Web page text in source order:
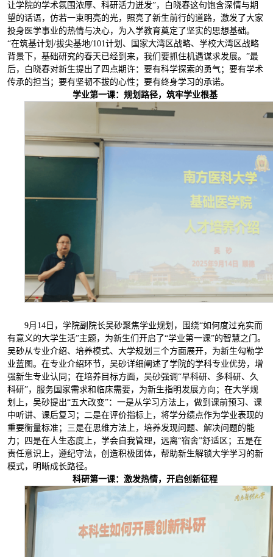
让学院的学术氛围浓厚、科研活力迸发”，白晓春这句饱含深情与期
望的话语，仿若一束明亮的光，照亮了新生前行的道路，激发了大家
投身医学事业的热情与决心，为入学教育奠定了坚实的思想基础。
“在筑基计划/拔尖基地/101计划、国家大湾区战略、学校大湾区战略
背景下，基础研究的春天已经到来，我们要抓住机遇谋求发展。”最
后，白晓春对新生提出了四点期许：要有科学探索的勇气；要有学术
传承的担当；要有坚韧不拔的心性；要有终身学习的承诺。
学业第一课：规划路径，筑牢学业根基
9月14日，学院副院长吴砂聚焦学业规划，围绕“如何度过充实而
有意义的大学生活”主题，为新生们开启了“学业第一课”的智慧之门。
吴砂从专业介绍、培养模式、大学规划三个方面展开，为新生勾勒学
业蓝图。在专业介绍环节，吴砂详细阐述了学院的学科专业优势，增
强新生专业认同；在培养目标方面，吴砂强调“早科研、多科研、久
科研”，服务国家需求和临床需要，为新生指明发展方向；在大学规
划上，吴砂提出“五大改变”：一是从学习方法上，做到课前预习、课
中听讲、课后复习；二是在评价指标上，将学分绩点作为学业表现的
重要衡量标准；三是在思维方法上，培养发现问题、解决问题的能
力；四是在人生态度上，学会自我管理，远离“宿舍”舒适区；五是在
责任意识上，遵纪守法，创造积极团体，帮助新生解锁大学学习的新
模式，明晰成长路径。
科研第一课：激发热情，开启创新征程